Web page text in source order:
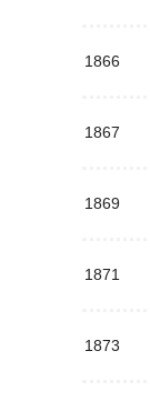
1866
1867
1869
1871
1873